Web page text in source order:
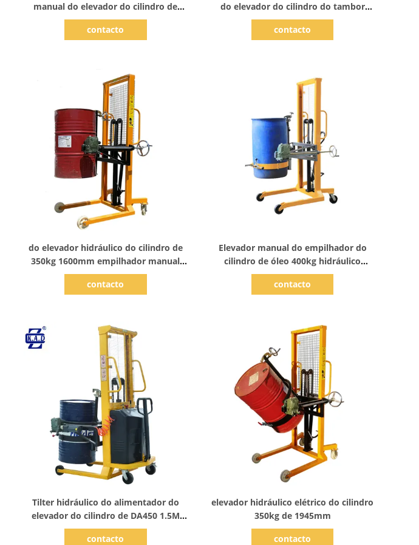
manual do elevador do cilindro de
óleo 350kg
contacto
do elevador do cilindro do tambor
120mm/S igualmente para o tambor
contacto
do elevador hidráulico do cilindro de
350kg 1600mm empilhador manual
móvel do óleo da mão
contacto
Elevador manual do empilhador do
cilindro de óleo 400kg hidráulico
800mm 1230*850*2080mm
contacto
Tilter hidráulico do alimentador do
elevador do cilindro de DA450 1.5M
Stainless Steel 350kg
contacto
elevador hidráulico elétrico do cilindro
350kg de 1945mm
contacto